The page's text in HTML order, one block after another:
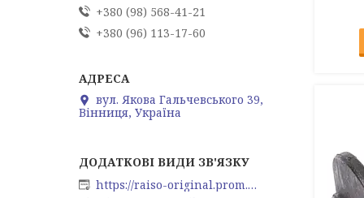
+380 (98) 568-41-21
+380 (96) 113-17-60
вул. Якова Гальчевського 39,
Вінниця, Україна
https://raiso-original.prom.ua